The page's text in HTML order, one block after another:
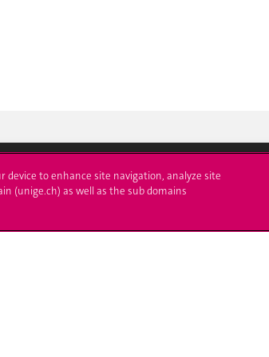
à l'UNIGE
UNIGE Mobile
device to enhance site navigation, analyze site
(unige.ch) as well as the sub domains